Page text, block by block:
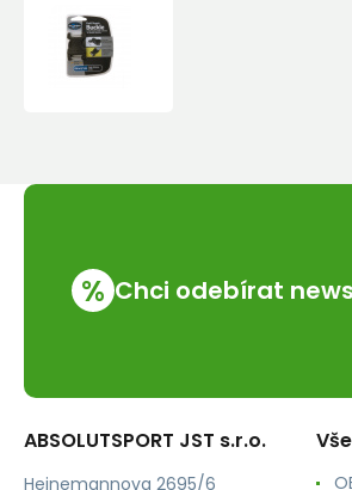
2
% Chci odebírat
ABSOLUTSPORT JST s.r.o.
Heinemannova 2695/6